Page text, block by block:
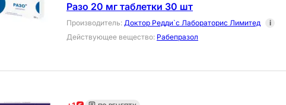
Разо 20 мг таблетки 30 шт
Производитель: Доктор Редди`с Лабораторис Лимитед
i
Действующее вещество: Рабепразол